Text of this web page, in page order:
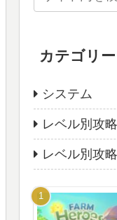
カテゴリー
システム
レベル別攻略
レベル別攻